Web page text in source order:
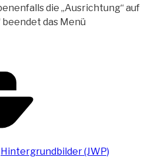
die „Ausrichtung“ auf
beendet das Menü
Hintergrundbilder (JWP)